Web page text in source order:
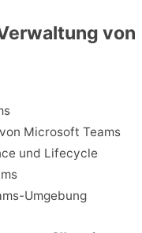
von
Microsoft Teams
und Lifecycle
Umgebung